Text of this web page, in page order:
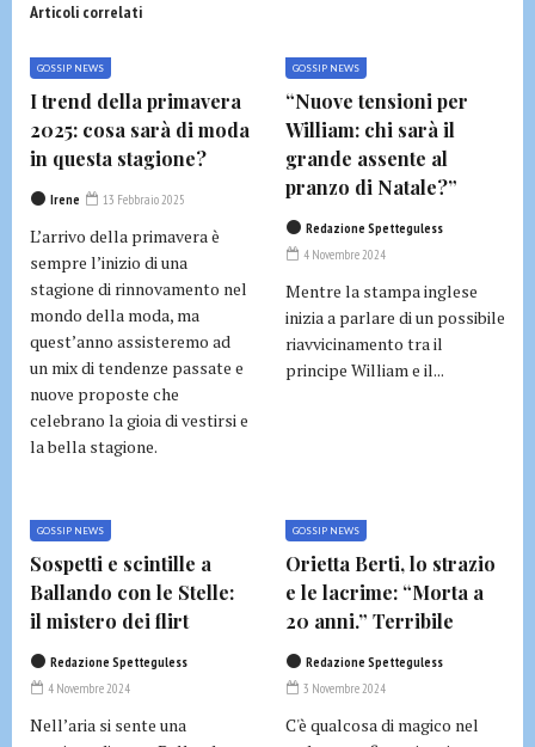
Articoli correlati
GOSSIP NEWS
I trend della primavera
2025: cosa sarà di moda
in questa stagione?
Irene 13 Febbraio 2025
L’arrivo della primavera è
sempre l’inizio di una
stagione di rinnovamento nel
mondo della moda, ma
quest’anno assisteremo ad
un mix di tendenze passate e
nuove proposte che
celebrano la gioia di vestirsi e
la bella stagione.
GOSSIP NEWS
“Nuove tensioni per
William: chi sarà il
grande assente al
pranzo di Natale?”
Redazione Spetteguless
4 Novembre 2024
Mentre la stampa inglese
inizia a parlare di un possibile
riavvicinamento tra il
principe William e il...
GOSSIP NEWS
Sospetti e scintille a
Ballando con le Stelle:
il mistero dei flirt
Redazione Spetteguless
4 Novembre 2024
Nell’aria si sente una
GOSSIP NEWS
Orietta Berti, lo strazio
e le lacrime: “Morta a
20 anni.” Terribile
Redazione Spetteguless
3 Novembre 2024
C'è qualcosa di magico nel